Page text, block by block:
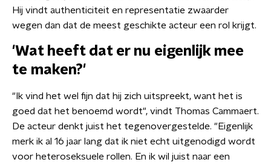
Hij vindt authenticiteit en representatie zwaarder
wegen dan dat de meest geschikte acteur een rol krijgt.
'Wat heeft dat er nu eigenlijk mee
te maken?'
"Ik vind het wel fijn dat hij zich uitspreekt, want het is
goed dat het benoemd wordt", vindt Thomas Cammaert.
De acteur denkt juist het tegenovergestelde. "Eigenlijk
merk ik al 16 jaar lang dat ik niet echt uitgenodigd wordt
voor heteroseksuele rollen. En ik wil juist naar een